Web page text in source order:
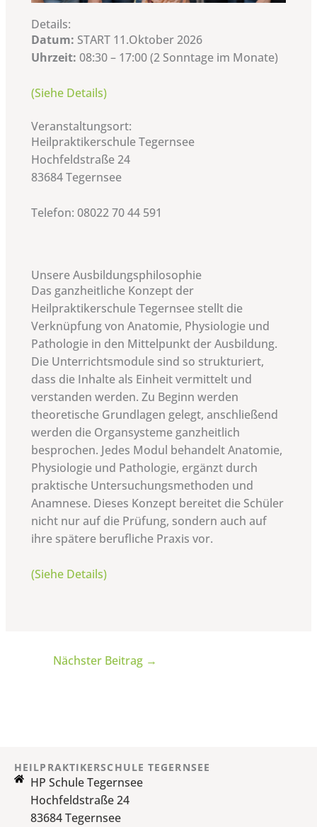
Details:
Datum: START 11.Oktober 2026
Uhrzeit: 08:30 – 17:00 (2 Sonntage im Monate)
(Siehe Details)
Veranstaltungsort:
Heilpraktikerschule Tegernsee
Hochfeldstraße 24
83684 Tegernsee
Telefon: 08022 70 44 591
Unsere Ausbildungsphilosophie
Das ganzheitliche Konzept der
Heilpraktikerschule Tegernsee stellt die
Verknüpfung von Anatomie, Physiologie und
Pathologie in den Mittelpunkt der Ausbildung.
Die Unterrichtsmodule sind so strukturiert,
dass die Inhalte als Einheit vermittelt und
verstanden werden. Zu Beginn werden
theoretische Grundlagen gelegt, anschließend
werden die Organsysteme ganzheitlich
besprochen. Jedes Modul behandelt Anatomie,
Physiologie und Pathologie, ergänzt durch
praktische Untersuchungsmethoden und
Anamnese. Dieses Konzept bereitet die Schüler
nicht nur auf die Prüfung, sondern auch auf
ihre spätere berufliche Praxis vor.
(Siehe Details)
Nächster Beitrag →
HEILPRAKTIKERSCHULE TEGERNSEE
HP Schule Tegernsee
Hochfeldstraße 24
83684 Tegernsee